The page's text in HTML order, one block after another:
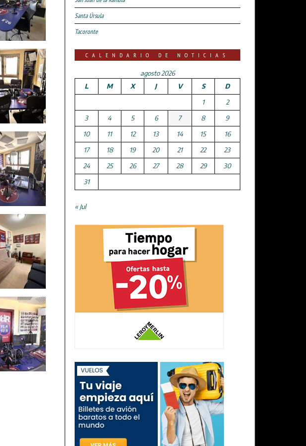
Santa Úrsula
Tacoronte
CALENDARIO DE NOTICIAS
agosto 2026
L
M X J V S
D
1
2
3
4 5 6 7 8
9
10
11 12 13 14 15
16
17
18 19 20 21 22
23
24
25 26 27 28 29
30
31
« Jul